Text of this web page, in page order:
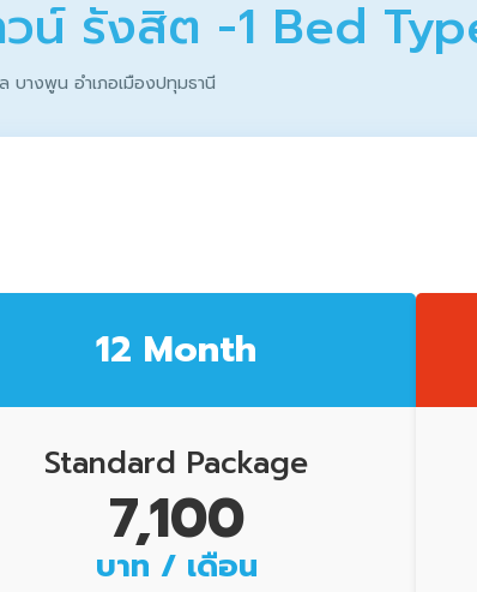
วน์ รังสิต -1 Bed
างพูน อำเภอเมืองปทุมธานี
12 Month
Standard Package
7,100
บาท / เดือน